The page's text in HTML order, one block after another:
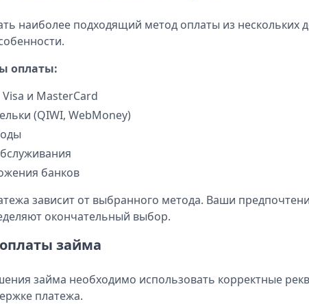
наиболее подходящий метод оплаты из нескольких
оплаты:
и MasterCard
(QIWI, WebMoney)
банков
зависит от выбранного метода. Ваши
окончательный выбор.
займа
займа необходимо использовать корректные
платежа.